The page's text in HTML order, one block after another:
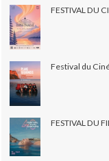
FESTIVAL DU
Festival du
FESTIVAL DU